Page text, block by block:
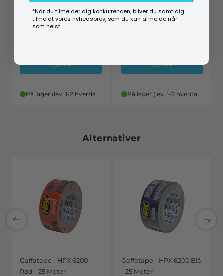
Køb
På lager (lev. 1-2 hverdage)
Køb
På lager (lev. 1-2 hverdage)
Alternativer
Gaffatape - HPX 6200
Rød - 25 Meter
Gaffatape - HPX 6200 Blå
- 25 Meter
*Når du tilmelder dig konkurrencen, bliver du samtidig
tilmeldt vores nyhedsbrev, som du kan afmelde når
som helst.